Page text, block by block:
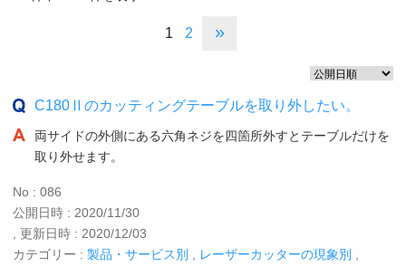
1 2 »
C180Ⅱのカッティングテーブルを取り外したい。
両サイドの外側にある六角ネジを四箇所外すとテーブルだけを
取り外せます。
No : 086
公開日時 : 2020/11/30
, 更新日時 : 2020/12/03
カテゴリー : 製品・サービス別 レーザーカッターの現象別